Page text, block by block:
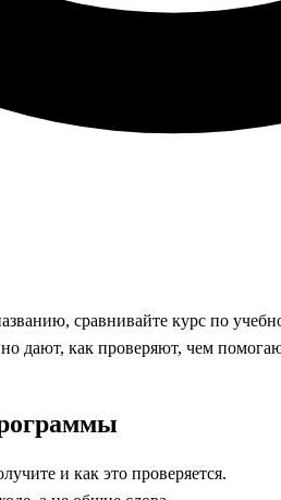
сравнивайте курс по
дают, как проверяют, чем
и как это проверяется.